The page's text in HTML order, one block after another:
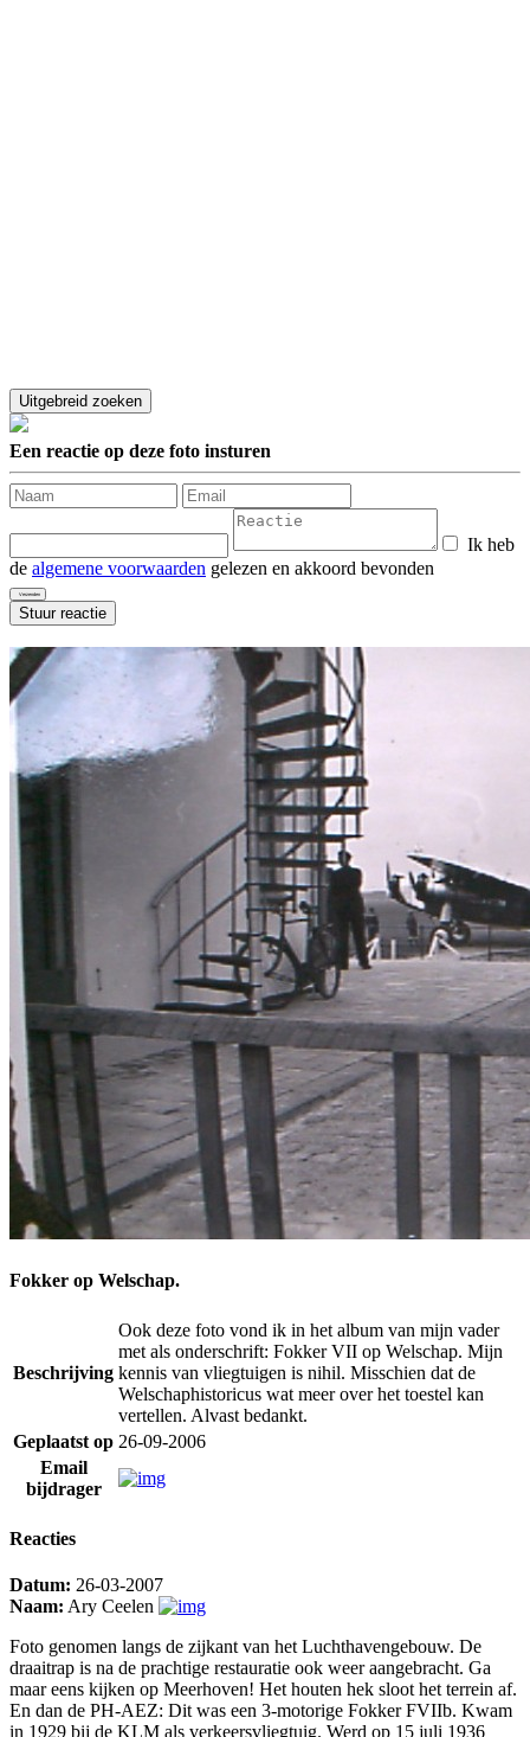
Een reactie op deze foto insturen
Ik heb
de algemene voorwaarden gelezen en akkoord bevonden
Fokker op Welschap.
Beschrijving
Ook deze foto vond ik in het album van mijn vader
met als onderschrift: Fokker VII op Welschap. Mijn
kennis van vliegtuigen is nihil. Misschien dat de
Welschaphistoricus wat meer over het toestel kan
vertellen. Alvast bedankt.
Geplaatst op 26-09-2006
Email
bijdrager
Reacties
Datum: 26-03-2007
Naam: Ary Ceelen
Foto genomen langs de zijkant van het Luchthavengebouw. De
draaitrap is na de prachtige restauratie ook weer aangebracht. Ga
maar eens kijken op Meerhoven! Het houten hek sloot het terrein af.
En dan de PH-AEZ: Dit was een 3-motorige Fokker FVIIb. Kwam
in 1929 bij de KLM als verkeersvliegtuig. Werd op 15 juli 1936